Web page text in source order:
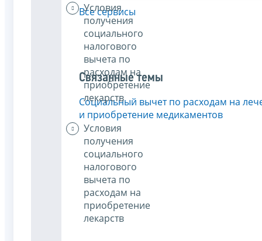
Условия
получения
социального
налогового
вычета по
расходам на
приобретение
лекарств
Условия
получения
социального
налогового
вычета по
расходам на
приобретение
лекарств
Все сервисы
Связанные темы
Социальный вычет по расходам на
и приобретение медикаментов